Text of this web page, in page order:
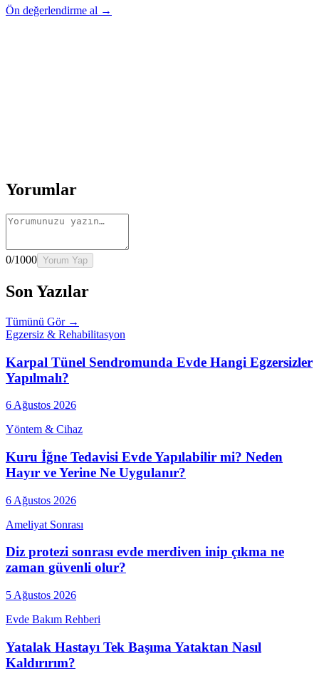
Ön değerlendirme al →
Yorumlar
0/1000 Yorum Yap
Son Yazılar
Tümünü Gör →
Egzersiz & Rehabilitasyon
Karpal Tünel Sendromunda Evde Hangi Egzersizler
Yapılmalı?
6 Ağustos 2026
Yöntem & Cihaz
Kuru İğne Tedavisi Evde Yapılabilir mi? Neden
Hayır ve Yerine Ne Uygulanır?
6 Ağustos 2026
Ameliyat Sonrası
Diz protezi sonrası evde merdiven inip çıkma ne
zaman güvenli olur?
5 Ağustos 2026
Evde Bakım Rehberi
Yatalak Hastayı Tek Başıma Yataktan Nasıl
Kaldırırım?